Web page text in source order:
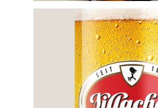
Kaiser Kaltenhausen